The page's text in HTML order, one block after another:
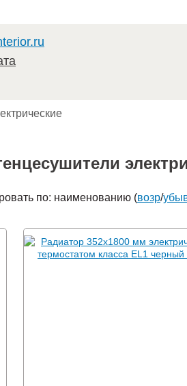
по: наименованию (возр/